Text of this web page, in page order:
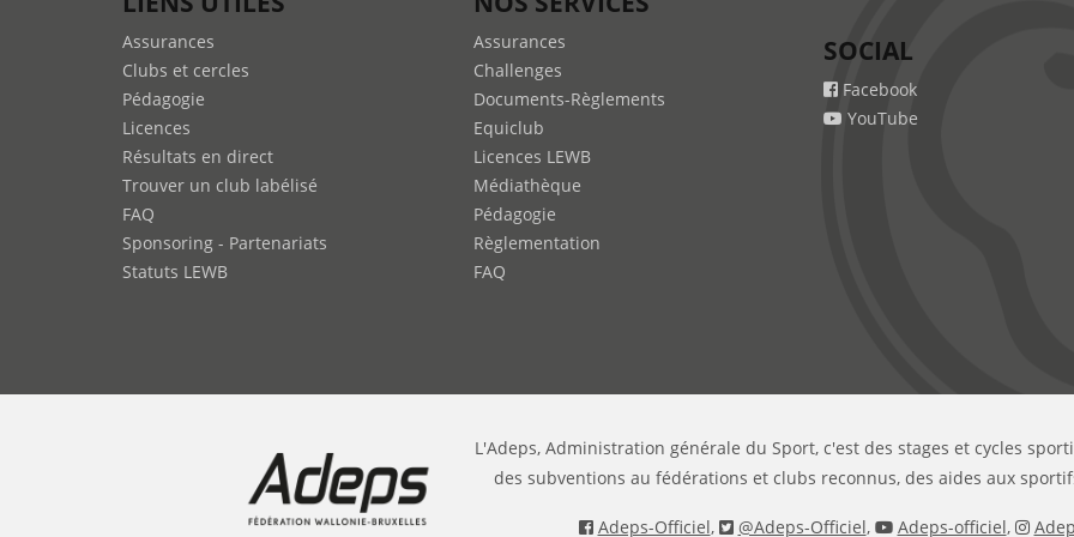
Assurances
Clubs et cercles
Pédagogie
Licences
Résultats en direct
Trouver un club labélisé
FAQ
Sponsoring - Partenariats
Statuts LEWB
Assurances
Challenges
Documents-Règlements
Equiclub
Licences LEWB
Médiathèque
Pédagogie
Règlementation
FAQ
SOCIAL
Facebook
YouTube
L'Adeps, Administration générale du Sport, c'est des stages et cycles
des subventions au fédérations et clubs reconnus, des aides aux
Adeps-Officiel, @Adeps-Officiel, Adeps-officiel,